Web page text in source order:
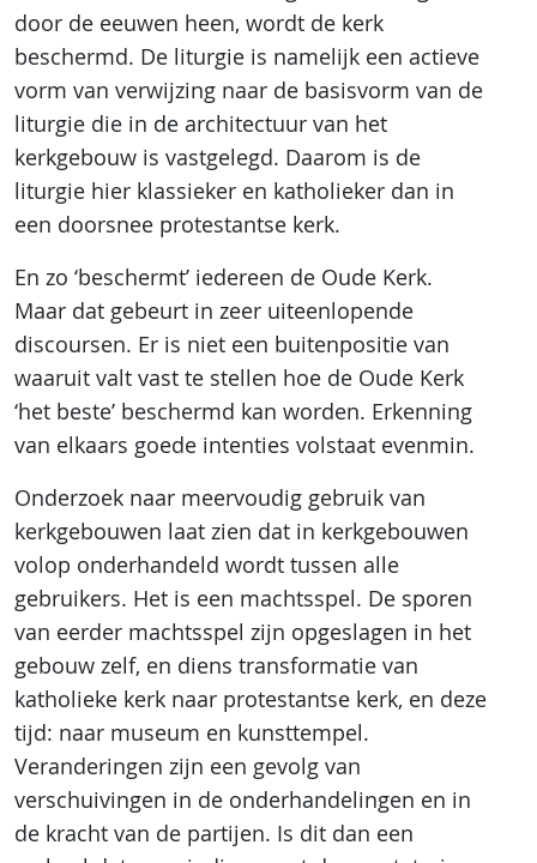
door de eeuwen heen, wordt de kerk
beschermd. De liturgie is namelijk een actieve
vorm van verwijzing naar de basisvorm van de
liturgie die in de architectuur van het
kerkgebouw is vastgelegd. Daarom is de
liturgie hier klassieker en katholieker dan in
een doorsnee protestantse kerk.
En zo ‘beschermt’ iedereen de Oude Kerk.
Maar dat gebeurt in zeer uiteenlopende
discoursen. Er is niet een buitenpositie van
waaruit valt vast te stellen hoe de Oude Kerk
‘het beste’ beschermd kan worden. Erkenning
van elkaars goede intenties volstaat evenmin.
Onderzoek naar meervoudig gebruik van
kerkgebouwen laat zien dat in kerkgebouwen
volop onderhandeld wordt tussen alle
gebruikers. Het is een machtsspel. De sporen
van eerder machtsspel zijn opgeslagen in het
gebouw zelf, en diens transformatie van
katholieke kerk naar protestantse kerk, en deze
tijd: naar museum en kunsttempel.
Veranderingen zijn een gevolg van
verschuivingen in de onderhandelingen en in
de kracht van de partijen. Is dit dan een